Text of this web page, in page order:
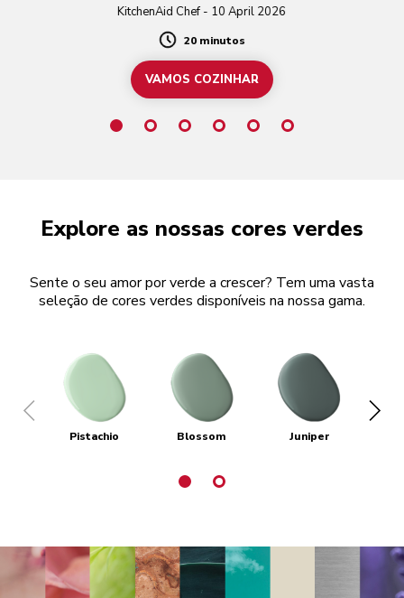
KitchenAid Chef - 10 April 2026
Duration
20 minutos
VAMOS COZINHAR
Explore as nossas cores verdes
Sente o seu amor por verde a crescer? Tem uma vasta
seleção de cores verdes disponíveis na nossa gama.
Pistachio Blossom Juniper